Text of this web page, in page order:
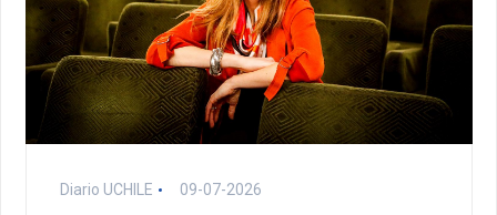
Diario UCHILE 09-07-2026